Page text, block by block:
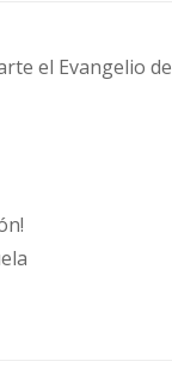
el Evangelio de